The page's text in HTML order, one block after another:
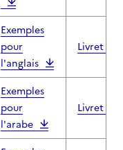
Exemples
pour
l'anglais
Livret
Exemples
pour
l'arabe
Livret